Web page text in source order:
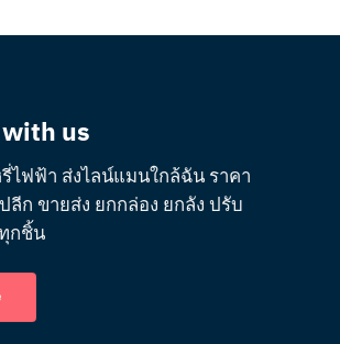
us
ไฟฟ้า ส่งไลน์แมนใกล้ฉัน ราคา
ลีก ขายส่ง ยกกล่อง ยกลัง ปรับ
กชิ้น